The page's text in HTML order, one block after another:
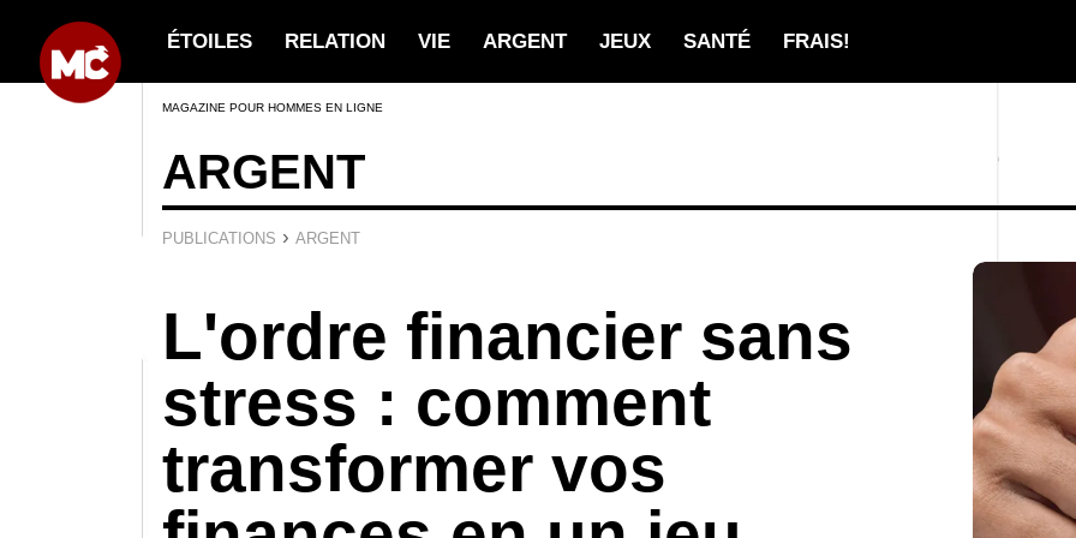
ÉTOILES RELATION VIE ARGENT JEUX SANTÉ FRAIS!
MAGAZINE POUR HOMMES EN LIGNE
ARGENT
PUBLICATIONS › ARGENT
L'ordre financier sans
stress : comment
transformer vos